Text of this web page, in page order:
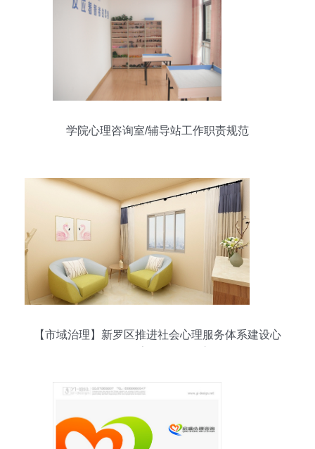
学院心理咨询室/辅导站工作职责规范
【市域治理】新罗区推进社会心理服务体系建设心